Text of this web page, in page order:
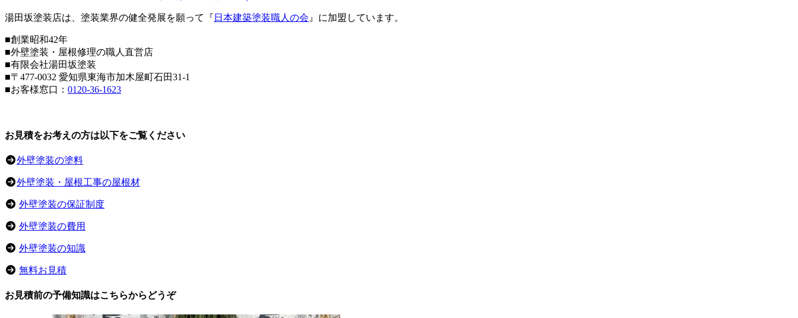
湯田坂塗装店は、塗装業界の健全発展を願って『 日本建築塗装職人の会』に加盟しています。
■創業昭和42年
■外壁塗装・屋根修理の職人直営店
■有限会社湯田坂塗装
■〒 477-0032 愛知県東海市加木屋町石田31-1
■お客様窓口： 0120-36-1623
お見積をお考えの方は以下をご覧ください
外壁塗装の塗料
外壁塗装・屋根工事の屋根材
外壁塗装の保証制度
外壁塗装の費用
外壁塗装の知識
無料お見積
お見積前の予備知識はこちらからどうぞ